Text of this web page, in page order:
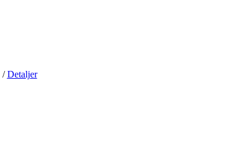
/ Detaljer